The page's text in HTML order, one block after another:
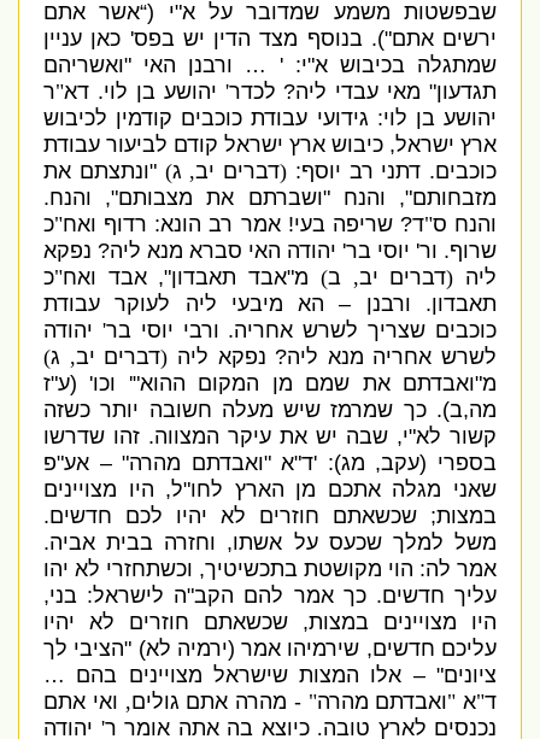
שבפשטות משמע שמדובר על א "י(“
אשר אתם
ירשים אתם").בנוסף מצד הדין יש בפס'כאן עניין
שמתגלה בכיבוש א "י: ' …ורבנן האי" ואשריהם
תגדעון"מאי עבדי ליה?לכדר'יהושע בן לוי.דא"ר
יהושע בן לוי:גידועי עבודת כוכבים קודמין לכיבוש
ארץ ישראל,כיבוש ארץ ישראל קודם לביעור עבודת
כוכבים.דתני רב יוסף:
(דברים יב ,ג "ונתצתם את
מזבחותם",והנח" ושברתם את מצבותם",והנח.
והנח ס "ד?שריפה בעי!אמר רב הונא:רדוף ואח"כ
שרוף.ור ' יוסי בר' יהודה האי סברא מנא ליה?נפקא
ליה( דברים יב,ב ) מ "אבד תאבדון",אבד ואח"כ
תאבדון.ורבנן – הא מיבעי ליה לעוקר עבודת
כוכבים שצריך לשרש אחריה.ורבי יוסי בר'יהודה
לשרש אחריה מנא ליה?נפקא ליה(דברים יב,ג
"ואבדתם את שמם מן המקום ההוא"'וכו' (
"ז
מה,ב).כך שמרמז שיש מעלה חשובה יותר כשזה
קשור לא"י,שבה יש את עיקר המצווה.זהו שדרשו
בספרי( עקב,מג): 'ד "א"ואבדתם מהרה" –אע"פ
שאני מגלה אתכם מן הארץ לחו"ל,היו מצויינים
במצות;שכשאתם חוזרים לא יהיו לכם חדשים.
משל למלך שכעס על אשתו,וחזרה בבית אביה.
אמר לה:הוי מקושטת בתכשיטיך,וכשתחזרי לא יהו
עליך חדשים.כך אמר להם הקב"ה לישראל:בני,
היו מצויינים במצות,שכשאתם חוזרים לא יהיו
עליכם חדשים,שירמיהו אמר(ירמיה לא) "הציבי לך
ציונים" –אלו המצות שישראל מצויינים בהם …
"א"ואבדתם מהרה"
- מהרה אתם גולים,ואי אתם
נכנסים לארץ טובה.כיוצא בה אתה אומר ר 'יהודה